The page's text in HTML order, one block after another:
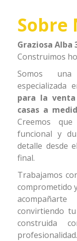
Sobre
Graziosa Alba
Construimos
Somos
especializada
para la venta
casas a
Creemos
funcional y
detalle desde
final.
Trabajamos
comprometido
convirtiendo
construida
profesionalidad.